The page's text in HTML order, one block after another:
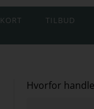
TILBUD
Hvorfor